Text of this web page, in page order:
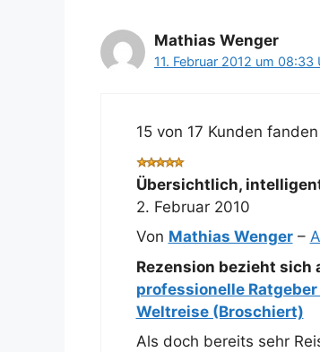
Mathias Wenger
11. Februar 2012 um 08:33
15 von 17 Kunden
Übersichtlich,
2. Februar 2010
Von Mathias Wenger–
Rezension bezieht sich
professionelle
Weltreise (Broschiert)
Als doch bereits sehr